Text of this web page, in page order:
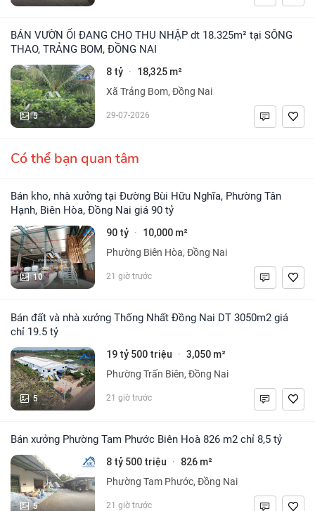
BÁN VƯỜN ỔI ĐANG CHO THU NHẬP dt 18.325m² tại SÔNG
THAO, TRẢNG BOM, ĐỒNG NAI
5
8 tỷ · 18,325 m²
Xã Trảng Bom, Đồng Nai
29-07-2026
Có thể bạn quan tâm
Bán kho, nhà xưởng tại Đường Bùi Hữu Nghĩa, Phường Tân
Hạnh, Biên Hòa, Đồng Nai giá 90 tỷ
10
90 tỷ · 10,000 m²
Phường Biên Hòa, Đồng Nai
21 giờ trước
Bán đất và nhà xưởng Thống Nhất Đồng Nai DT 3050m2 giá
chỉ 19.5 tỷ
5
19 tỷ 500 triệu · 3,050 m²
Phường Trấn Biên, Đồng Nai
21 giờ trước
Bán xưởng Phường Tam Phước Biên Hoà 826 m2 chỉ 8,5 tỷ
5
8 tỷ 500 triệu · 826 m²
Phường Tam Phước, Đồng Nai
21 giờ trước